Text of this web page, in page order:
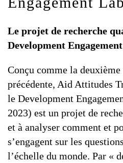
Le projet de recherche
Development
Conçu comme la deuxième
précédente, Aid Attitudes
le Development
2023) est un projet de
et à analyser comment et
s’engagent sur les
l’échelle du monde. Par «